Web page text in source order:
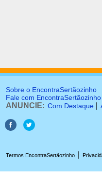
Sobre o EncontraSertãozinho
Fale com EncontraSertãozinho
ANUNCIE: Com Destaque
Termos EncontraSertãozinho